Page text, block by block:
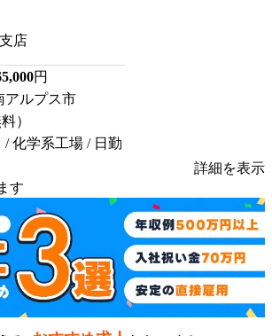
店
円
アルプス市
）
/ 化学系工場 / 日勤
詳細を表示
す